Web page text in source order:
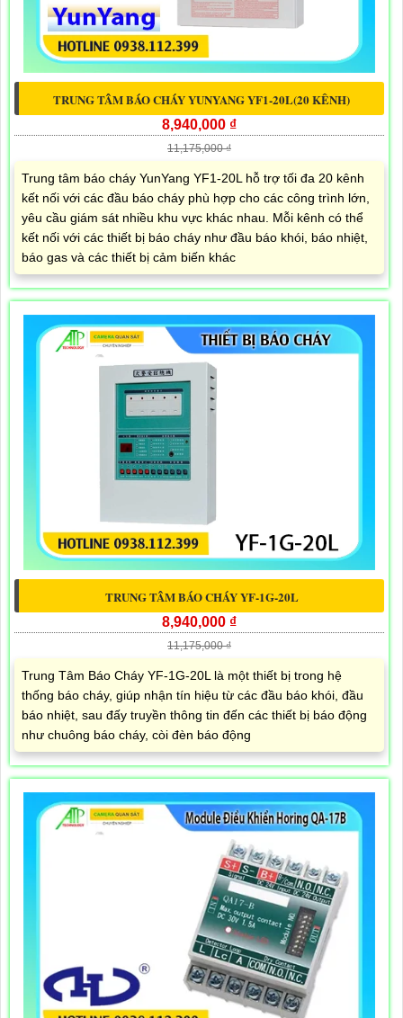
TRUNG TÂM BÁO CHÁY YUNYANG YF1-20L(20 KÊNH)
8,940,000 ₫
11,175,000 ₫
Trung tâm báo cháy YunYang YF1-20L hỗ trợ tối đa 20 kênh
kết nối với các đầu báo cháy phù hợp cho các công trình lớn,
yêu cầu giám sát nhiều khu vực khác nhau. Mỗi kênh có thể
kết nối với các thiết bị báo cháy như đầu báo khói, báo nhiệt,
báo gas và các thiết bị cảm biến khác
TRUNG TÂM BÁO CHÁY YF-1G-20L
8,940,000 ₫
11,175,000 ₫
Trung Tâm Báo Cháy YF-1G-20L là một thiết bị trong hệ
thống báo cháy, giúp nhận tín hiệu từ các đầu báo khói, đầu
báo nhiệt, sau đấy truyền thông tin đến các thiết bị báo động
như chuông báo cháy, còi đèn báo động